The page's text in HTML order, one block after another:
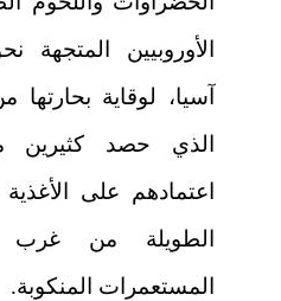
الأوروبيين
آسيا، لوقاية
الذي حصد كثيرين
اعتمادهم على
الطويلة من غرب
المستعمرات المنكوبة.